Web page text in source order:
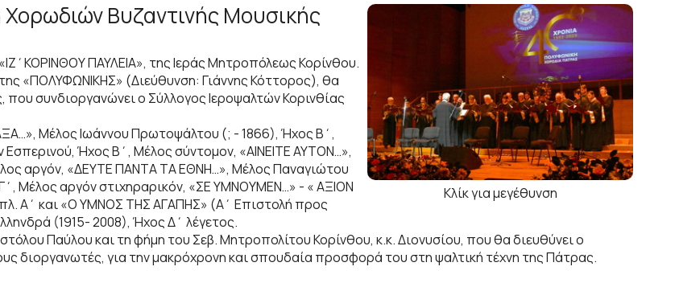
Κλίκ για μεγέθυνση
Βυζαντινής Μουσικής
ΠΑΥΛΕΙΑ», της Ιεράς Μητροπόλεως Κορίνθου.
«ΠΟΛΥΦΩΝΙΚΗΣ» (Διεύθυνση: Γιάννης Κόττορος), θα
συνδιοργανώνει ο Σύλλογος Ιεροψαλτών Κορινθίας
Μέλος Ιωάννου Πρωτοψάλτου (; - 1866), Ήχος Β΄,
Ήχος Β΄, Μέλος σύντομον, «ΑΙΝΕΙΤΕ ΑΥΤΟΝ…»,
αργόν, «ΔΕΥΤΕ ΠΑΝΤΑ ΤΑ ΕΘΝΗ…», Μέλος Παναγιώτου
Μέλος αργόν στιχηραρικόν, «ΣΕ ΥΜΝΟΥΜΕΝ…» - « ΑΞΙΟΝ
Α΄ και «Ο ΥΜΝΟΣ ΤΗΣ ΑΓΑΠΗΣ» (Α΄ Επιστολή προς
(1915- 2008), Ήχος Δ΄ λέγετος.
Παύλου και τη φήμη του Σεβ. Μητροπολίτου Κορίνθου, κ.κ. Διονυσίου, που θα διευθύνει ο
διοργανωτές, για την μακρόχρονη και σπουδαία προσφορά του στη ψαλτική τέχνη της Πάτρας.